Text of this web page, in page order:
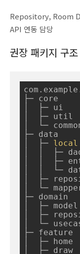
Repository, Room
API 연동 담당
권장 패키지 구조
├─ core
│  ├─ ui
│  ├─ util
│  └─
├─ data
│  ├─ local
│  │  ├─
│  │  ├─
│  │  └─
│  ├─
│  └─
├─ domain
│  ├─ model
│  ├─
│  └─
├─ feature
│  ├─ home
│  ├─ draw